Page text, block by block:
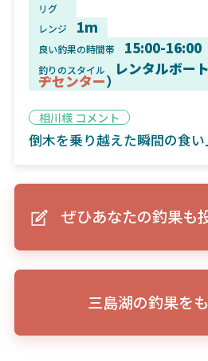
リグ
レンジ
1m
良い釣果の時間帯 15:00-16:00
釣りのスタイル レンタルボー
ヂセンター）
相川様 コメント
倒木を乗り越えた瞬間の食い
ぜひあなたの釣果も
三島湖の釣果を